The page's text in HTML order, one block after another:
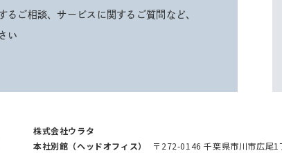
るご相談、サービスに関するご質問など、
い
株式会社ウラタ
本社別館（ヘッドオフィス）
〒272-0146 千葉県市川市広尾1